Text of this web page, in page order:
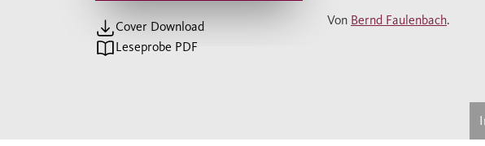
Cover Download
Leseprobe PDF
Bernd Faulenbach,
Von Bernd Faulenbach.